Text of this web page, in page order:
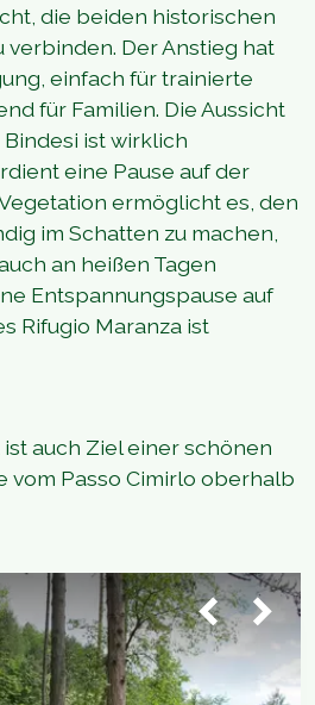
die beiden historischen
verbinden. Der Anstieg hat
einfach für trainierte
für Familien. Die Aussicht
ist wirklich
eine Pause auf der
ermöglicht es, den
im Schatten zu machen,
an heißen Tagen
Entspannungspause auf
Rifugio Maranza ist
ist auch Ziel einer schönen
vom Passo Cimirlo oberhalb